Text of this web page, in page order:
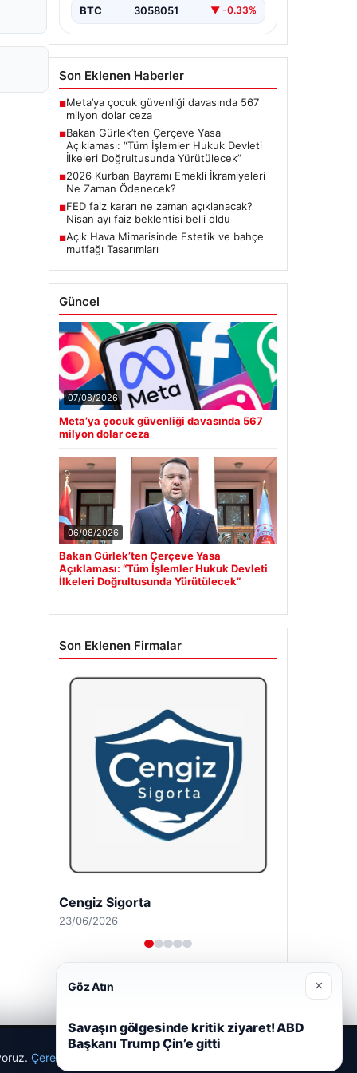
Meclis'te kabul…
BTC 3058051 ▼ -0.33%
Son Eklenen Haberler
■Meta’ya çocuk güvenliği davasında 567
milyon dolar ceza
■Bakan Gürlek’ten Çerçeve Yasa
Açıklaması: “Tüm İşlemler Hukuk Devleti
İlkeleri Doğrultusunda Yürütülecek”
■2026 Kurban Bayramı Emekli İkramiyeleri
Ne Zaman Ödenecek?
■FED faiz kararı ne zaman açıklanacak?
Nisan ayı faiz beklentisi belli oldu
■Açık Hava Mimarisinde Estetik ve bahçe
mutfağı Tasarımları
Güncel
07/08/2026
Meta’ya çocuk güvenliği davasında 567
milyon dolar ceza
06/08/2026
Bakan Gürlek’ten Çerçeve Yasa
Açıklaması: “Tüm İşlemler Hukuk Devleti
İlkeleri Doğrultusunda Yürütülecek”
Son Eklenen Firmalar
Cengiz Sigorta
23/06/2026
Çerez Politikamız
Göz Atın ×
Savaşın gölgesinde kritik ziyaret! ABD
Başkanı Trump Çin’e gitti